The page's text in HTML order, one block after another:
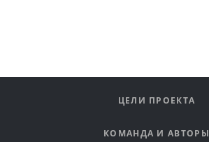
ЦЕЛИ ПРОЕКТА
КОМАНДА И АВТОРЫ